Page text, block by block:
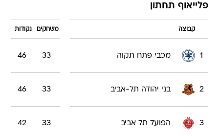
פלייאוף תחתון
קבוצה משחקים נקודות
1 מכבי פתח תקוה 33
46
2 בני יהודה תל-אביב 33
46
3 הפועל תל אביב 33
42